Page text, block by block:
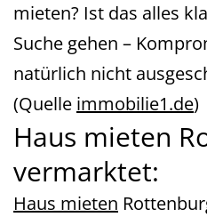
mieten? Ist das alles
Suche gehen –
natürlich nicht
(Quelle immobilie1.de)
Haus mieten
vermarktet:
Haus mieten